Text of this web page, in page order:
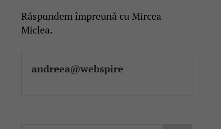
Răspundem împreună cu Mircea
Miclea.
andreea@webspire